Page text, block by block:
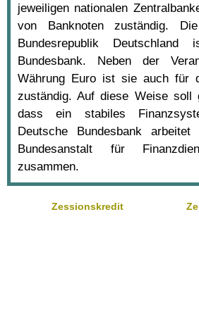
jeweiligen nationalen
von Banknoten zuständig.
Bundesrepublik
Bundesbank. Neben der
Währung Euro ist sie auch für
zuständig. Auf diese Weise soll
dass ein stabiles
Deutsche Bundesbank
Bundesanstalt für
zusammen.
Zessionskredit